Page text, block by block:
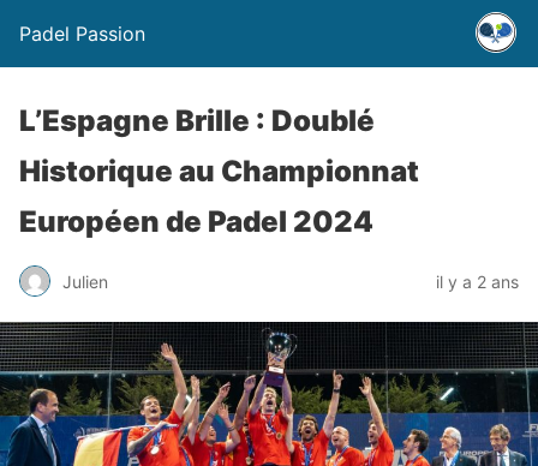
Padel Passion
L’Espagne Brille : Doublé
Historique au Championnat
Européen de Padel 2024
Julien il y a 2 ans